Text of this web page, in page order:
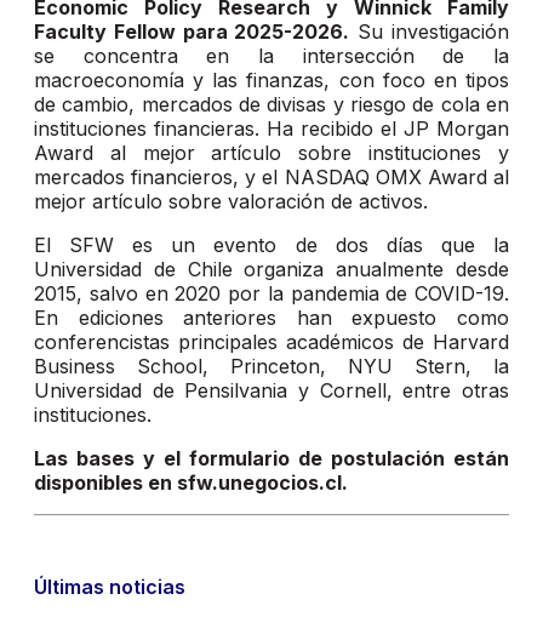
Economic Policy Research y Winnick Family
Faculty Fellow para 2025-2026. Su investigación
se concentra en la intersección de la
macroeconomía y las finanzas, con foco en tipos
de cambio, mercados de divisas y riesgo de cola en
instituciones financieras. Ha recibido el JP Morgan
Award al mejor artículo sobre instituciones y
mercados financieros, y el NASDAQ OMX Award al
mejor artículo sobre valoración de activos.
El SFW es un evento de dos días que la
Universidad de Chile organiza anualmente desde
2015, salvo en 2020 por la pandemia de COVID-19.
En ediciones anteriores han expuesto como
conferencistas principales académicos de Harvard
Business School, Princeton, NYU Stern, la
Universidad de Pensilvania y Cornell, entre otras
instituciones.
Las bases y el formulario de postulación están
disponibles en sfw.unegocios.cl.
Últimas noticias